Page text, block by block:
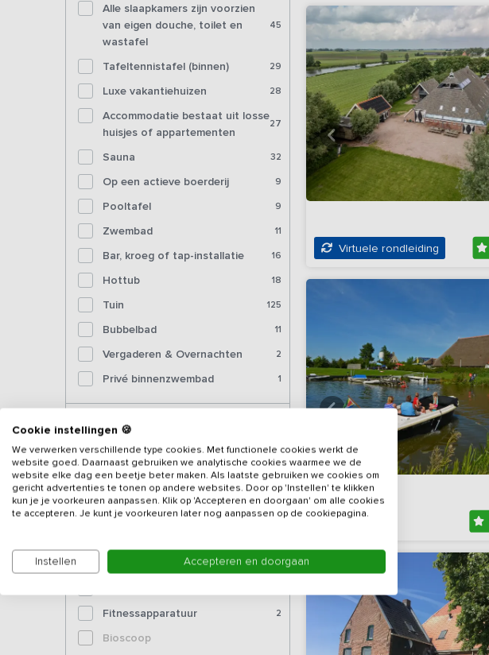
Alle slaapkamers zijn voorzien
van eigen douche, toilet en
wastafel
45
Tafeltennistafel (binnen) 29
Luxe vakantiehuizen 28
Accommodatie bestaat uit losse
huisjes of appartementen
27
Sauna 32
Op een actieve boerderij 9
Pooltafel 9
Zwembad 11
Bar, kroeg of tap-installatie 16
Hottub 18
Tuin 125
Bubbelbad 11
Vergaderen & Overnachten 2
Privé binnenzwembad 1
Voorzieningen (binnen)
Sjoelbak 51
Tafelvoetbal 40
Tafeltennistafel (binnen) 29
9
Fitnessapparatuur 2
Bioscoop
Virtuele rondleiding
Cookie instellingen 🍪
We verwerken verschillende type cookies. Met functionele cookies werkt de
website goed. Daarnaast gebruiken we analytische cookies waarmee we de
website elke dag een beetje beter maken. Als laatste gebruiken we cookies om
gericht advertenties te tonen op andere websites. Door op 'Instellen' te klikken
kun je je voorkeuren aanpassen. Klik op 'Accepteren en doorgaan' om alle cookies
te accepteren. Je kunt je voorkeuren later nog aanpassen op de cookiepagina.
Instellen Accepteren en doorgaan